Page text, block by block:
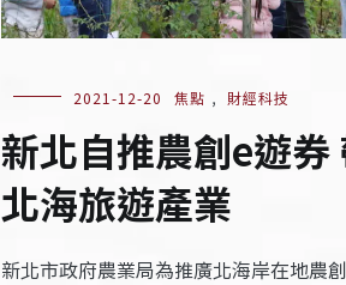
2021-12-20 焦點 , 財經科技
新北自推農創e遊券
北海旅遊產業
新北市政府農業局為推廣北海岸在地農